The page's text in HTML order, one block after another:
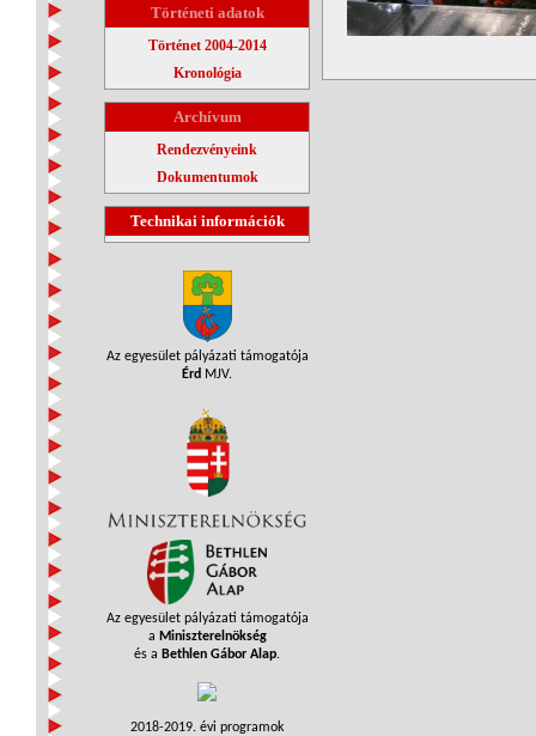
Történeti adatok
Történet 2004-2014
Kronológia
Archívum
Rendezvényeink
Dokumentumok
Technikai információk
Az egyesület pályázati támogatója
Érd MJV.
Az egyesület pályázati támogatója
a Miniszterelnökség
és a Bethlen Gábor Alap.
2018-2019. évi programok